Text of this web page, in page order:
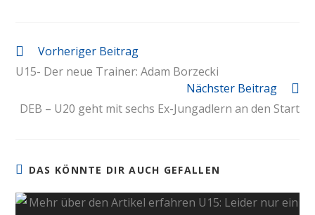
Vorheriger Beitrag
U15- Der neue Trainer: Adam Borzecki
Nächster Beitrag
DEB – U20 geht mit sechs Ex-Jungadlern an den Start
DAS KÖNNTE DIR AUCH GEFALLEN